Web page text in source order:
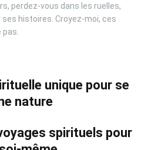
perdez-vous dans les ruelles,
histoires. Croyez-moi, ces
unique pour se
nature
spirituels pour